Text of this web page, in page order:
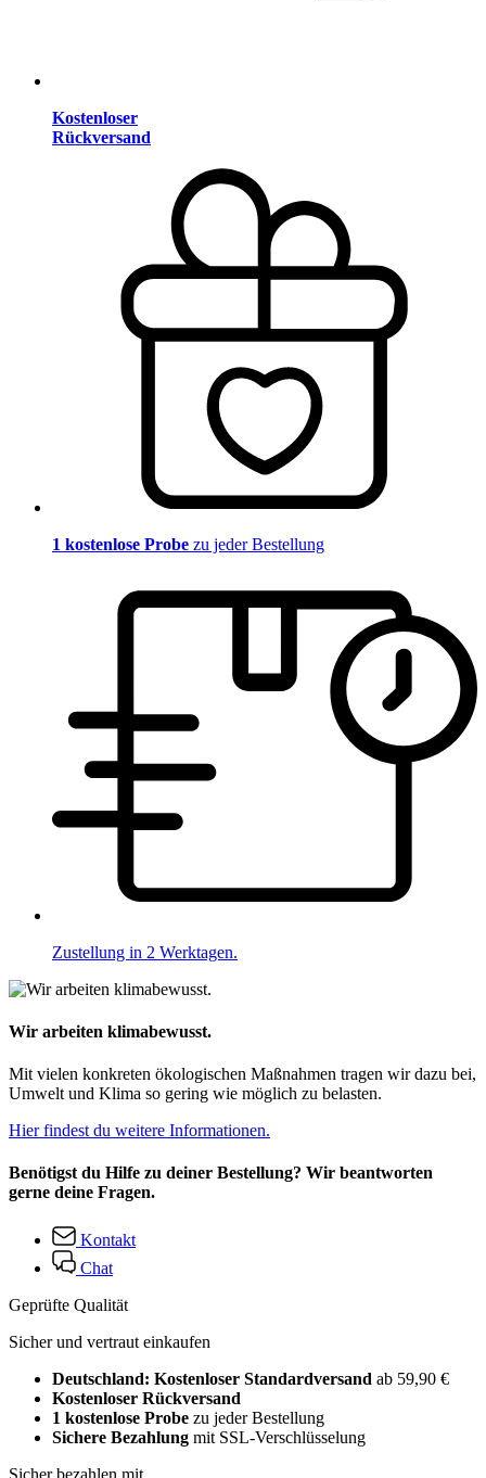
Kostenloser
Rückversand
1 kostenlose Probe zu jeder Bestellung
Zustellung in 2 Werktagen.
Wir arbeiten klimabewusst.
Mit vielen konkreten ökologischen Maßnahmen tragen wir dazu bei,
Umwelt und Klima so gering wie möglich zu belasten.
Hier findest du weitere Informationen.
Benötigst du Hilfe zu deiner Bestellung? Wir beantworten
gerne deine Fragen.
Kontakt
Chat
Geprüfte Qualität
Sicher und vertraut einkaufen
Deutschland: Kostenloser Standardversand ab 59,90 €
Kostenloser Rückversand
1 kostenlose Probe zu jeder Bestellung
Sichere Bezahlung mit SSL-Verschlüsselung
Sicher bezahlen mit